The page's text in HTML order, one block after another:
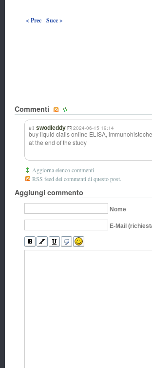
< Prec Succ >
Commenti
#1 swodleddy 2024-06-15 19:14
buy liquid cialis online ELISA,
at the end of the study
Aggiorna elenco commenti
RSS feed dei commenti di questo post.
Aggiungi commento
Nome
E-Mail